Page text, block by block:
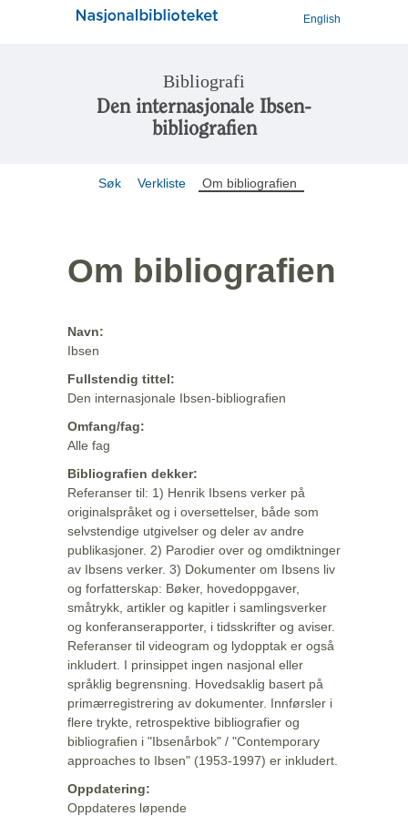
English
Bibliografi
Den internasjonale Ibsen-
bibliografien
Søk Verkliste Om bibliografien
Om bibliografien
Navn:
Ibsen
Fullstendig tittel:
Den internasjonale Ibsen-bibliografien
Omfang/fag:
Alle fag
Bibliografien dekker:
Referanser til: 1) Henrik Ibsens verker på
originalspråket og i oversettelser, både som
selvstendige utgivelser og deler av andre
publikasjoner. 2) Parodier over og omdiktninger
av Ibsens verker. 3) Dokumenter om Ibsens liv
og forfatterskap: Bøker, hovedoppgaver,
småtrykk, artikler og kapitler i samlingsverker
og konferanserapporter, i tidsskrifter og aviser.
Referanser til videogram og lydopptak er også
inkludert. I prinsippet ingen nasjonal eller
språklig begrensning. Hovedsaklig basert på
primærregistrering av dokumenter. Innførsler i
flere trykte, retrospektive bibliografier og
bibliografien i "Ibsenårbok" / "Contemporary
approaches to Ibsen" (1953-1997) er inkludert.
Oppdatering:
Oppdateres løpende